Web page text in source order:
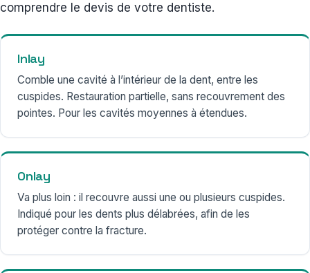
comprendre le devis de votre dentiste.
Inlay
Comble une cavité à l’intérieur de la dent, entre les
cuspides. Restauration partielle, sans recouvrement des
pointes. Pour les cavités moyennes à étendues.
Onlay
Va plus loin : il recouvre aussi une ou plusieurs cuspides.
Indiqué pour les dents plus délabrées, afin de les
protéger contre la fracture.